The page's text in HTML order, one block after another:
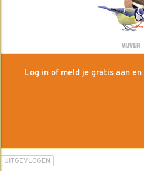
VIJVER
Log in of meld je gratis aan
UITGEVLOGEN